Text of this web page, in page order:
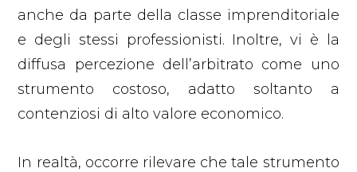
anche da parte della classe imprenditoriale
e degli stessi professionisti. Inoltre, vi è la
diffusa percezione dell’arbitrato come uno
strumento costoso, adatto soltanto a
contenziosi di alto valore economico.
In realtà, occorre rilevare che tale strumento